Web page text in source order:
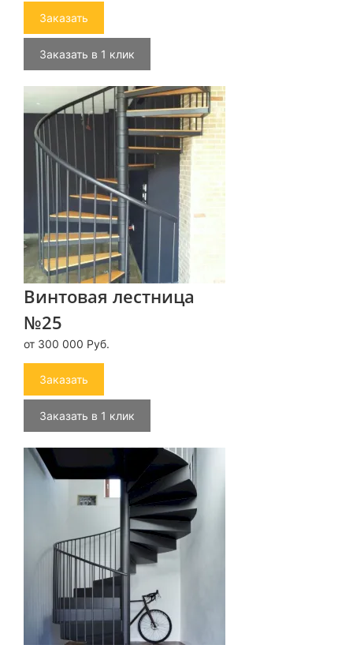
Заказать
Заказать в 1 клик
Винтовая лестница
№25
от 300 000 Руб.
Заказать
Заказать в 1 клик